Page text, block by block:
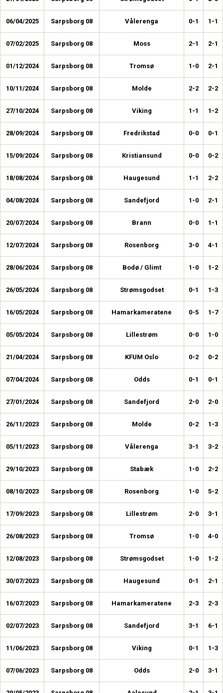
06/04/2025 Sarpsborg 08 Vålerenga 0-1 1-1
07/02/2025 Sarpsborg 08 Moss 2-1 2-1
01/12/2024 Sarpsborg 08 Tromsø 1-0 2-1
10/11/2024 Sarpsborg 08 Molde 2-2 2-2
27/10/2024 Sarpsborg 08 Viking 1-1 1-2
28/09/2024 Sarpsborg 08 Fredrikstad 0-0 0-1
15/09/2024 Sarpsborg 08 Kristiansund 0-0 0-2
18/08/2024 Sarpsborg 08 Haugesund 1-1 2-2
04/08/2024 Sarpsborg 08 Sandefjord 1-0 2-1
20/07/2024 Sarpsborg 08 Brann 0-0 1-1
12/07/2024 Sarpsborg 08 Rosenborg 3-0 4-1
28/06/2024 Sarpsborg 08 Bodø / Glimt 1-0 1-2
26/05/2024 Sarpsborg 08 Strømsgodset 0-1 1-3
16/05/2024 Sarpsborg 08 Hamarkameratene 0-5 1-7
05/05/2024 Sarpsborg 08 Lillestrøm 0-0 1-0
21/04/2024 Sarpsborg 08 KFUM Oslo 0-2 0-2
07/04/2024 Sarpsborg 08 Odds 0-1 0-1
27/01/2024 Sarpsborg 08 Sandefjord 2-0 2-0
26/11/2023 Sarpsborg 08 Molde 0-2 1-3
05/11/2023 Sarpsborg 08 Vålerenga 3-1 3-2
29/10/2023 Sarpsborg 08 Stabæk 1-0 2-2
08/10/2023 Sarpsborg 08 Rosenborg 1-0 5-2
17/09/2023 Sarpsborg 08 Lillestrøm 2-0 3-1
26/08/2023 Sarpsborg 08 Tromsø 1-0 4-0
12/08/2023 Sarpsborg 08 Strømsgodset 1-0 1-2
30/07/2023 Sarpsborg 08 Haugesund 0-1 2-1
16/07/2023 Sarpsborg 08 Hamarkameratene 2-3 2-3
02/07/2023 Sarpsborg 08 Sandefjord 3-1 6-1
11/06/2023 Sarpsborg 08 Viking 0-1 1-3
07/06/2023 Sarpsborg 08 Odds 2-0 3-1